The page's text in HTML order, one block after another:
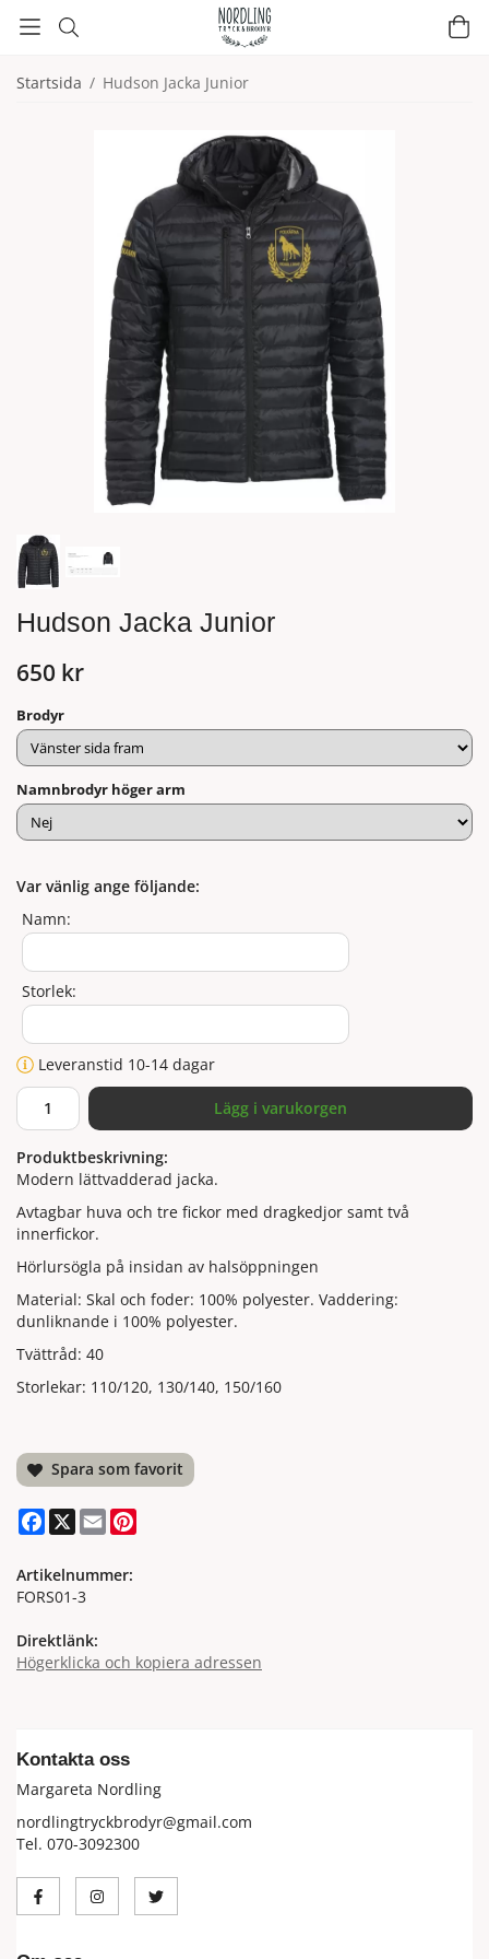
Startsida / Hudson Jacka Junior
Hudson Jacka Junior
650 kr
Brodyr
Namnbrodyr höger arm
Var vänlig ange följande:
Namn:
Storlek:
Leveranstid 10-14 dagar
Lägg i varukorgen
Produktbeskrivning:
Modern lättvadderad jacka.
Avtagbar huva och tre fickor med dragkedjor samt två
innerfickor.
Hörlursögla på insidan av halsöppningen
Material: Skal och foder: 100% polyester. Vaddering:
dunliknande i 100% polyester.
Tvättråd: 40
Storlekar: 110/120, 130/140, 150/160
Spara som favorit
Facebook
X Email
Artikelnummer:
FORS01-3
Direktlänk:
Högerklicka och kopiera adressen
Kontakta oss
Margareta Nordling
nordlingtryckbrodyr@gmail.com
Tel. 070-3092300